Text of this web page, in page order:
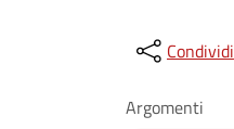
Condividi
Argomenti